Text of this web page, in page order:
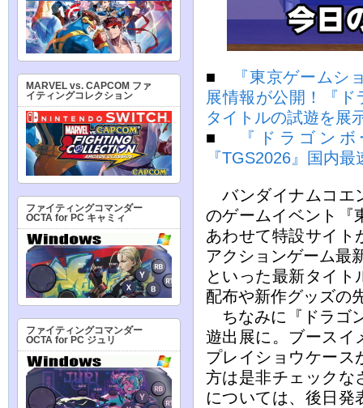
■
『東京ゲームシ
展情報が公開！『
タイトルの試遊を展
■
『ドラゴン
『TGS2026』国内
バンダイナムコエ
のゲームイベント『
あわせて特設サイト
アクションゲーム
といった最新タイ
配布や新作グッズの
ちなみに『ドラゴ
遊出展に。ブースイ
プレイショウケース
方は是非チェックな
については、後日発
MARVEL vs. CAPCOM ファ
イティングコレクション
ファイティングコマンダー
OCTA for PC キャミィ
ファイティングコマンダー
OCTA for PC ジュリ